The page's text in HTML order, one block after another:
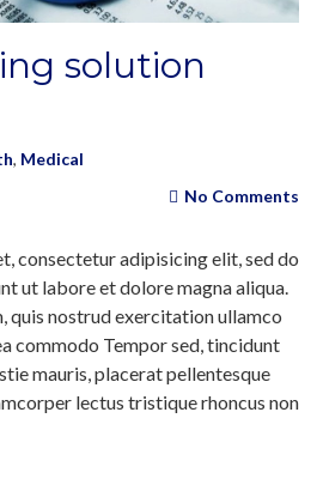
solution
, Medical
No Comments
consectetur adipisicing elit, sed do
ut labore et dolore magna aliqua.
quis nostrud exercitation ullamco
commodo Tempor sed, tincidunt
mauris, placerat pellentesque
lectus tristique rhoncus non